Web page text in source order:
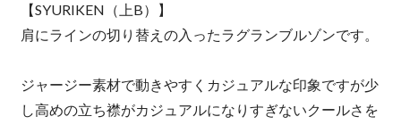
【SYURIKEN（上B）】
肩にラインの切り替えの入ったラグランブルゾンです。
ジャージー素材で動きやすくカジュアルな印象ですが少
し高めの立ち襟がカジュアルになりすぎないクールさを